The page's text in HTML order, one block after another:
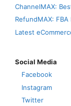
ChannelMAX:
RefundMAX:
Latest
Social Media
Facebook
Instagram
Twitter